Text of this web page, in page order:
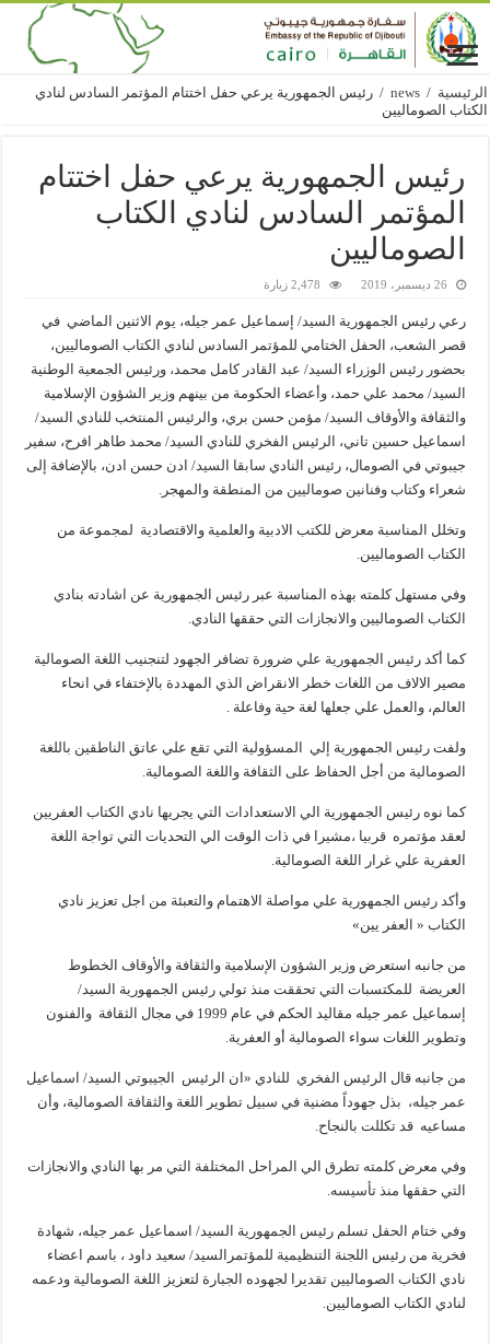
الرئيسية /
news
/ رئيس الجمهورية يرعي حفل اختتام المؤتمر السادس لنادي
الكتاب الصوماليين
رئيس الجمهورية يرعي حفل اختتام
المؤتمر السادس لنادي الكتاب
الصوماليين
26 ديسمبر، 2019 2,478 زيارة
رعي رئيس الجمهورية السيد/ إسماعيل عمر جيله، يوم الاثنين الماضي في
قصر الشعب، الحفل الختامي للمؤتمر السادس لنادي الكتاب الصوماليين،
بحضور رئيس الوزراء السيد/ عبد القادر كامل محمد، ورئيس الجمعية الوطنية
السيد/ محمد علي حمد، وأعضاء الحكومة من بينهم وزير الشؤون الإسلامية
والثقافة والأوقاف السيد/ مؤمن حسن بري، والرئيس المنتخب للنادي السيد/
اسماعيل حسين تاني، الرئيس الفخري للنادي السيد/ محمد طاهر افرح، سفير
جيبوتي في الصومال، رئيس النادي سابقا السيد/ ادن حسن ادن، بالإضافة إلى
شعراء وكتاب وفنانين صوماليين من المنطقة والمهجر.
وتخلل المناسبة معرض للكتب الادبية والعلمية والاقتصادية لمجموعة من
الكتاب الصوماليين.
وفي مستهل كلمته بهذه المناسبة عبر رئيس الجمهورية عن اشادته بنادي
الكتاب الصوماليين والانجازات التي حققها النادي.
كما أكد رئيس الجمهورية علي ضرورة تضافر الجهود لتنجنيب اللغة الصومالية
مصير الالاف من اللغات خطر الانقراض الذي المهددة بالإختفاء في انحاء
العالم، والعمل علي جعلها لغة حية وفاعلة .
ولفت رئيس الجمهورية إلي المسؤولية التي تقع علي عاتق الناطقين باللغة
الصومالية من أجل الحفاظ على الثقافة واللغة الصومالية.
كما نوه رئيس الجمهورية الي الاستعدادات التي يجريها نادي الكتاب العفريين
لعقد مؤتمره قربيا ،مشيرا في ذات الوقت الي التحديات التي تواجة اللغة
العفرية علي غرار اللغة الصومالية.
وأكد رئيس الجمهورية علي مواصلة الاهتمام والتعبئة من اجل تعزيز نادي
الكتاب « العفر يين»
من جانبه استعرض وزير الشؤون الإسلامية والثقافة والأوقاف الخطوط
العريضة للمكتسبات التي تحققت منذ تولي رئيس الجمهورية السيد/
إسماعيل عمر جيله مقاليد الحكم في عام 1999 في مجال الثقافة والفنون
وتطوير اللغات سواء الصومالية أو العفرية.
من جانبه قال الرئيس الفخري للنادي «ان الرئيس الجيبوتي السيد/ اسماعيل
عمر جيله، بذل جهوداً مضنية في سبيل تطوير اللغة والثقافة الصومالية، وأن
مساعيه قد تكللت بالنجاح.
وفي معرض كلمته تطرق الي المراحل المختلفة التي مر بها النادي والانجازات
التي حققها منذ تأسيسه.
وفي ختام الحفل تسلم رئيس الجمهورية السيد/ اسماعيل عمر جيله، شهادة
فخرية من رئيس اللجنة التنظيمية للمؤتمرالسيد/ سعيد داود ، باسم اعضاء
نادي الكتاب الصوماليين تقديرا لجهوده الجبارة لتعزيز اللغة الصومالية ودعمه
لنادي الكتاب الصوماليين.